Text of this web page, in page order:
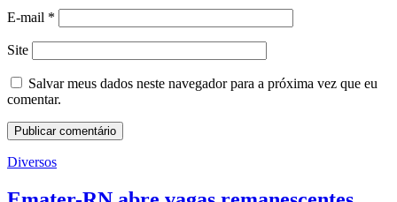
E-mail *
Site
Salvar meus dados neste navegador para a próxima vez que eu
comentar.
Diversos